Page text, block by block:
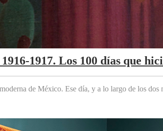
1917. Los 100 días que
de México. Ese día, y a lo largo de los dos